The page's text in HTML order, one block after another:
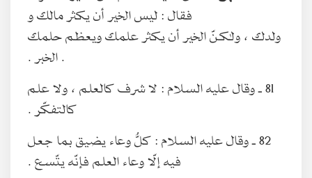
فقال : ليس الخير أن يكثر مالك و
ولدك ، ولكنّ الخير أن يكثر علمك ويعظم حلمك
. الخبر .
81 ـ وقال عليه السلام : لا شرف كالعلم ، ولا علم
كالتفكّر .
82 ـ وقال عليه السلام : كلُّ وعاء يضيق بما جعل
فيه إلّا وعاء العلم فإنّه يتّسع .